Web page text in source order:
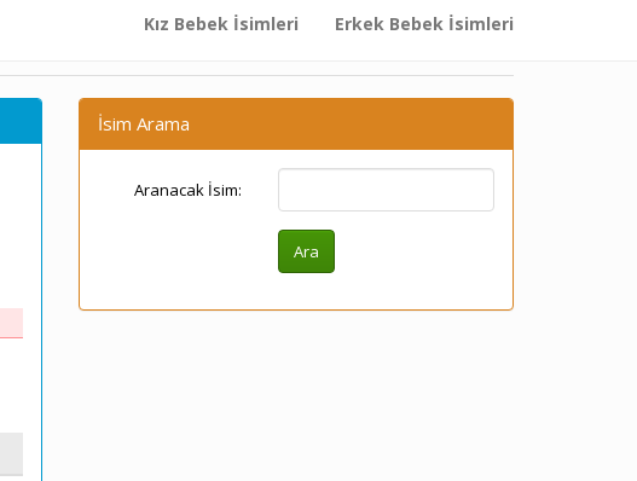
Kız Bebek İsimleri Erkek Bebek İsimleri
İsim Arama
Aranacak İsim: